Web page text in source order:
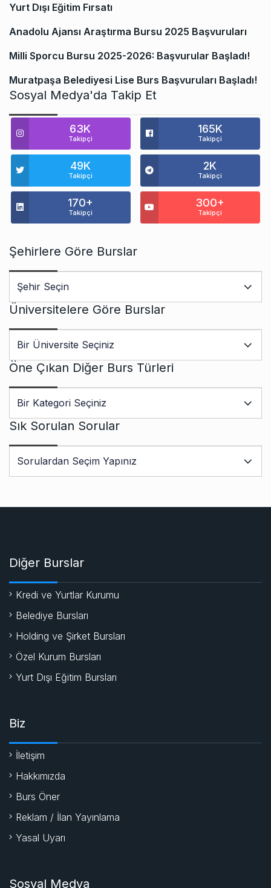
Yurt Dışı Eğitim Fırsatı
Anadolu Ajansı Araştırma Bursu 2025 Başvuruları
Milli Sporcu Bursu 2025-2026: Başvurular Başladı!
Muratpaşa Belediyesi Lise Burs Başvuruları Başladı!
Sosyal Medya'da Takip Et
63K
Takipçi
165K
Takipçi
49K
Takipçi
2K
Takipçi
170+
Takipçi
300+
Takipçi
Şehirlere Göre Burslar
Üniversitelere Göre Burslar
Öne Çıkan Diğer Burs Türleri
Sık Sorulan Sorular
Diğer Burslar
Kredi ve Yurtlar Kurumu
Belediye Bursları
Holding ve Şirket Bursları
Özel Kurum Bursları
Yurt Dışı Eğitim Bursları
Biz
İletişim
Hakkımızda
Burs Öner
Reklam / İlan Yayınlama
Yasal Uyarı
Sosyal Medya